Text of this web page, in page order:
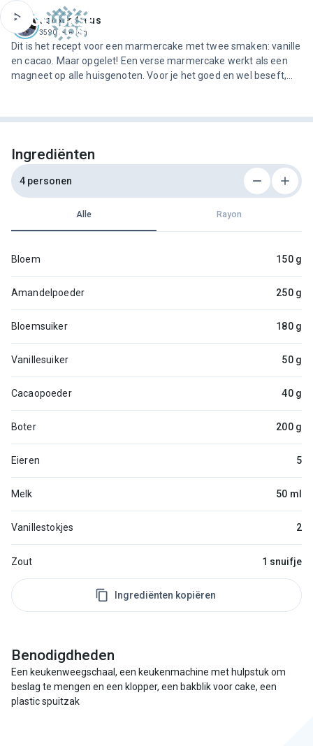
Jeroen Meus
3590 recepten
Dit is het recept voor een marmercake met twee smaken: vanille
en cacao. Maar opgelet! Een verse marmercake werkt als een
magneet op alle huisgenoten. Voor je het goed en wel beseft,
Ingrediënten
4 personen
Alle Rayon
Bloem 150 g
Amandelpoeder 250 g
Bloemsuiker 180 g
Vanillesuiker 50 g
Cacaopoeder 40 g
Boter 200 g
Eieren 5
Melk 50 ml
Vanillestokjes 2
Zout 1 snuifje
Ingrediënten kopiëren
Benodigdheden
Een keukenweegschaal, een keukenmachine met hulpstuk om
beslag te mengen en een klopper, een bakblik voor cake, een
plastic spuitzak